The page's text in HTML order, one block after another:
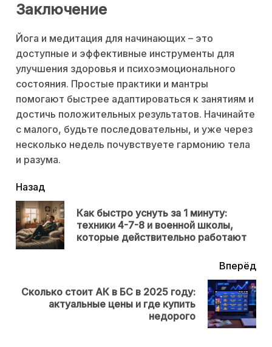
Заключение
Йога и медитация для начинающих – это
доступные и эффективные инструменты для
улучшения здоровья и психоэмоционального
состояния. Простые практики и мантры
помогают быстрее адаптироваться к занятиям и
достичь положительных результатов. Начинайте
с малого, будьте последовательны, и уже через
несколько недель почувствуете гармонию тела
и разума.
читать
еще
Назад
Как быстро уснуть за 1 минуту:
техники 4-7-8 и военной школы,
которые действительно работают
Вперёд
Next
Сколько стоит АК в БС в 2025 году:
актуальные цены и где купить
недорого